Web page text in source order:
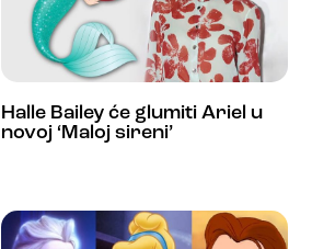
Halle Bailey će glumiti Ariel u
novoj ‘Maloj sireni’